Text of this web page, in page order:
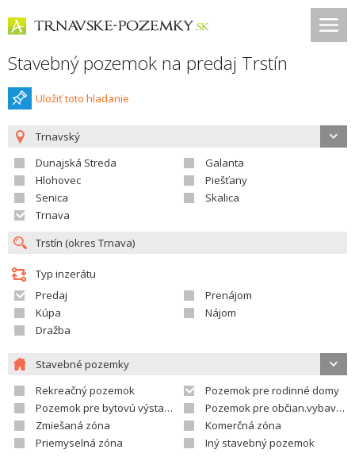
Stavebný pozemok na predaj Trstín
Uložiť toto hladanie
Trnavský
Dunajská Streda
Galanta
Hlohovec
Piešťany
Senica
Skalica
Trnava
Typ inzerátu
Predaj
Prenájom
Kúpa
Nájom
Dražba
Stavebné pozemky
Rekreačný pozemok
Pozemok pre rodinné domy
Pozemok pre bytovú výstavbu
Pozemok pre občian.vybavenosť
Zmiešaná zóna
Komerčná zóna
Priemyselná zóna
Iný stavebný pozemok